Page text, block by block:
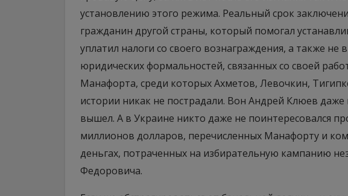
установлению этого режима. Реальный срок
гражданин другой страны, который помогал
уплатил налоги со своего вознаграждения, а также
юридических формальностей, связанных со своей
Манафорта, среди которых Ахметов, Левочкин,
истории никак не пострадали. Вон Андрей Клюев даже
вышел. А в Украине никто даже не поинтересовался
миллионов долларов, перечисленных Манафорту и
деньгах, потраченных на избирательную кампанию
Федоровича.